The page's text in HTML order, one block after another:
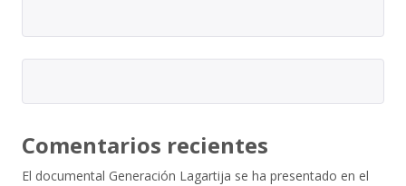
Comentarios recientes
El documental Generación Lagartija se ha presentado en el